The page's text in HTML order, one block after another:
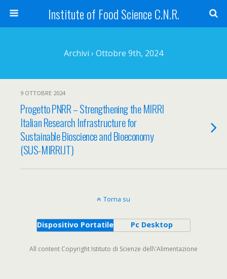
Institute of Food Science C.N.R.
Archivi › Ottobre 9th, 2024
9 OTTOBRE 2024
Progetto PNRR – Strengthening the MIRRI
Italian Research Infrastructure for
Sustainable Bioscience and Bioeconomy
(SUS-MIRRI.IT)
Torna su
Dispositivo Portatile Pc Desktop
All content Copyright Istituto di Scienze dell\'Alimentazione